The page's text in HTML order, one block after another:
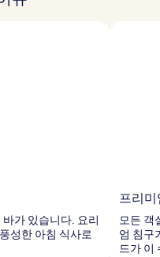
가 있습니다. 요리
성한 아침 식사로
프리
모든 객
엄 침구
드가 이